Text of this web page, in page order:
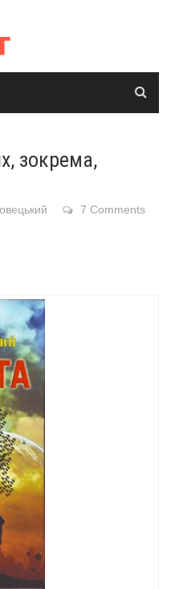
зокрема,
7 Comments